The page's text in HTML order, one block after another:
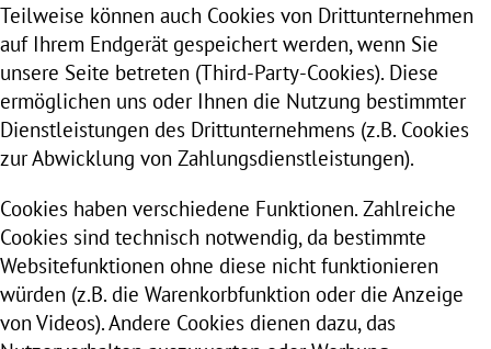
Teilweise können auch Cookies von Drittunternehmen
auf Ihrem Endgerät gespeichert werden, wenn Sie
unsere Seite betreten (Third-Party-Cookies). Diese
ermöglichen uns oder Ihnen die Nutzung bestimmter
Dienstleistungen des Drittunternehmens (z.B. Cookies
zur Abwicklung von Zahlungsdienstleistungen).
Cookies haben verschiedene Funktionen. Zahlreiche
Cookies sind technisch notwendig, da bestimmte
Websitefunktionen ohne diese nicht funktionieren
würden (z.B. die Warenkorbfunktion oder die Anzeige
von Videos). Andere Cookies dienen dazu, das